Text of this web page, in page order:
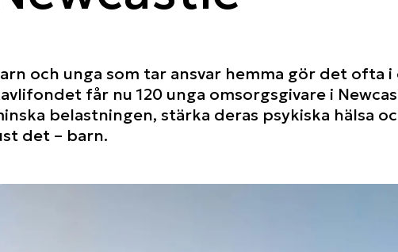
och unga som tar ansvar hemma gör det ofta
får nu 120 unga omsorgsgivare i
belastningen, stärka deras psykiska hälsa
det – barn.